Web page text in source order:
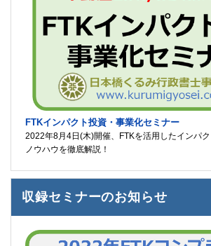
FTKインパクト投資・事業化セミナー
2022年8月4日(木)開催、FTKを活用したインパ
ノウハウを徹底解説！
収録セミナーのお知らせ